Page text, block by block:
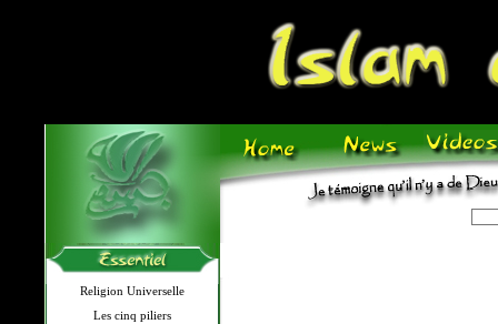
Religion Universelle
Les cinq piliers